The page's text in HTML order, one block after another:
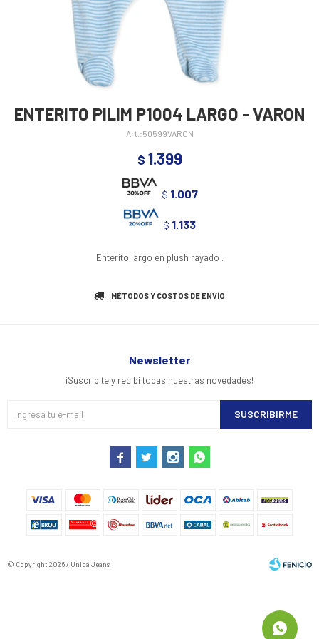
ENTERITO PILIM P1004 LARGO - VARON
50599VARON
$ 1.399
$ 1.007
$ 1.133
Enterito largo en plush rayado .
MÉTODOS Y COSTOS DE ENVÍO
Newsletter
¡Suscribite y recibí todas nuestras novedades!
SUSCRIBIRME
   
© Copyright 2026 / Unica Jeans